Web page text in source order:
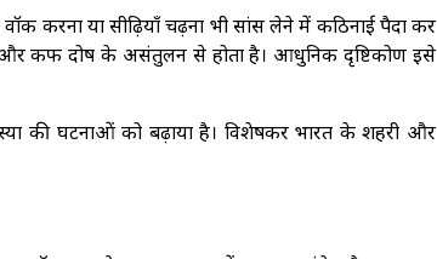
करना या सीढ़ियाँ चढ़ना भी सांस लेने में कठिनाई पैदा कर
और कफ दोष के असंतुलन से होता है। आधुनिक दृष्टिकोण इसे
की घटनाओं को बढ़ाया है। विशेषकर भारत के शहरी और